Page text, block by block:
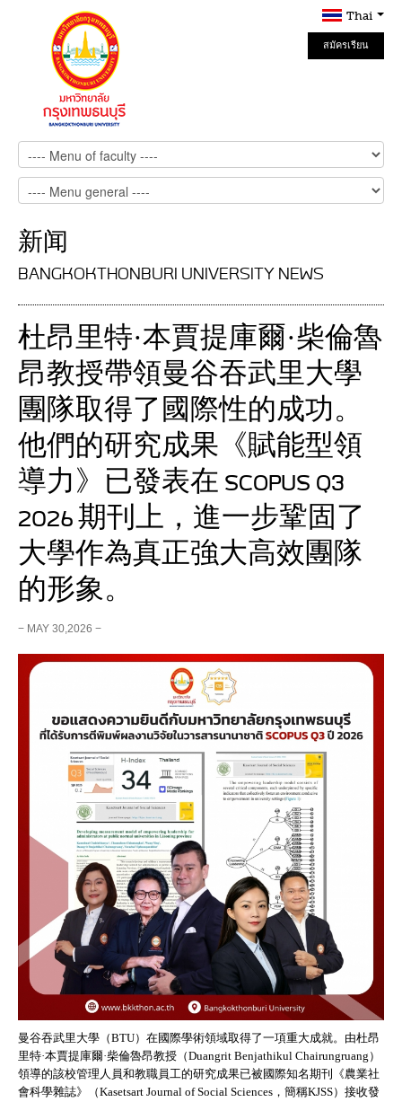
Thai
สมัครเรียน
Online
新闻
BANGKOKTHONBURI UNIVERSITY NEWS
杜昂里特·本賈提庫爾·柴倫魯
昂教授帶領曼谷吞武里大學
團隊取得了國際性的成功。
他們的研究成果《賦能型領
導力》已發表在 SCOPUS Q3
2026 期刊上，進一步鞏固了
大學作為真正強大高效團隊
的形象。
− MAY 30,2026 −
曼谷吞武里大學（BTU）在國際學術領域取得了一項重大成就。由杜昂
里特·本賈提庫爾·柴倫魯昂教授（Duangrit Benjathikul Chairungruang）
領導的該校管理人員和教職員工的研究成果已被國際知名期刊《農業社
會科學雜誌》（Kasetsart Journal of Social Sciences，簡稱KJSS）接收發